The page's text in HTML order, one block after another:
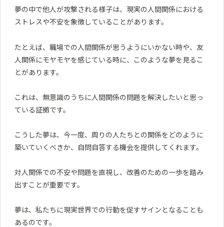
夢の中で他人が攻撃される様子は、現実の人間関係における
ストレスや不安を象徴していることがあります。
たとえば、職場での人間関係が思うようにいかない時や、友
人関係にモヤモヤを感じている時に、このような夢を見るこ
とがあります。
これは、無意識のうちに人間関係の問題を解決したいと思っ
ている証拠です。
こうした夢は、今一度、周りの人たちとの関係をどのように
築いていくべきか、自問自答する機会を提供してくれます。
対人関係での不安や問題を直視し、改善のための一歩を踏み
出すことが重要です。
夢は、私たちに現実世界での行動を促すサインとなることも
あるのです。